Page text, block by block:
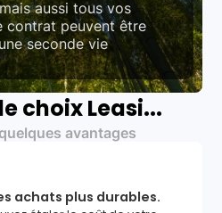
aussi tous vos
contrat peuvent être
seconde vie
choix Leasi...
avantages
achats plus durables.